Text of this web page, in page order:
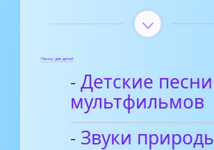
Песни для детей
- Детские
мультфильмов
- Звуки